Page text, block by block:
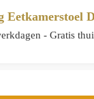
- Gratis